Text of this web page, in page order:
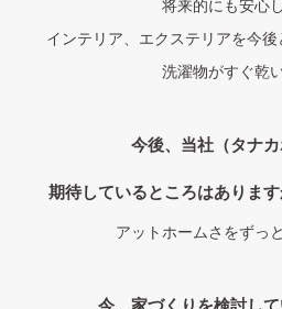
将来的にも安心
インテリア、エクステリアを今
洗濯物がすぐ乾
今後、当社（タナ
期待しているところはありま
アットホームさをずっ
今、家づくりを検討し